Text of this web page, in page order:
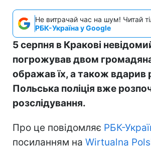
Не витрачай час на шум! Читай
РБК-Україна у Google
5 серпня в Кракові
погрожував двом
ображав їх, а також вдарив
Польська поліція вже
розслідування.
Про це повідомляє РБК-
посиланням на Wirtualna